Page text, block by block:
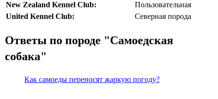
New Zealand Kennel Club:
Пользовательная
United Kennel Club:
Северная порода
Ответы по породе "Самоедская
собака"
Как самоеды переносят жаркую погоду?